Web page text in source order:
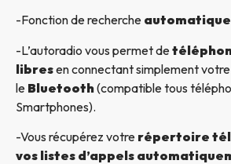
-Fonction de recherche automatique
-L’autoradio vous permet de
libresen connectant simplement
le Bluetooth(compatible tous
Smartphones).
-Vous récupérez votre répertoire
vos listes d’appels